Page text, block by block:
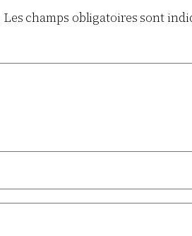
Les champs obligatoires sont